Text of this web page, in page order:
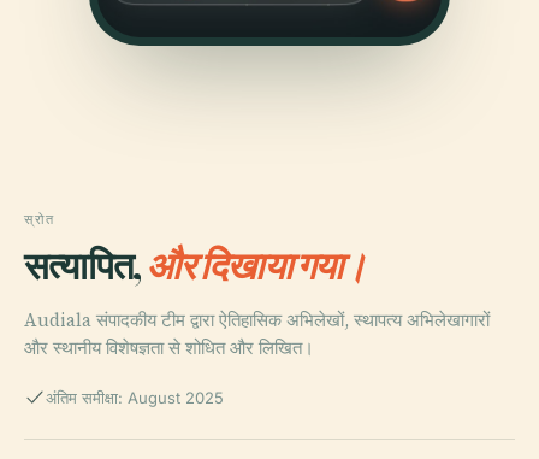
स्रोत
सत्यापित,और दिखाया गया।
Audiala संपादकीय टीम द्वारा ऐतिहासिक अभिलेखों, स्थापत्य अभिलेखागारों
और स्थानीय विशेषज्ञता से शोधित और लिखित।
अंतिम समीक्षा: August 2025